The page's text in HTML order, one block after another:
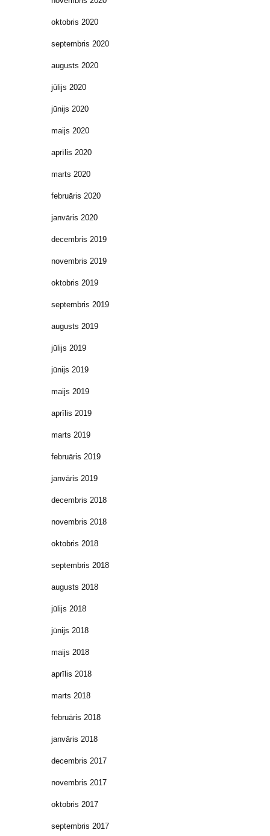
oktobris 2020
septembris 2020
augusts 2020
jūlijs 2020
jūnijs 2020
maijs 2020
aprīlis 2020
marts 2020
februāris 2020
janvāris 2020
decembris 2019
novembris 2019
oktobris 2019
septembris 2019
augusts 2019
jūlijs 2019
jūnijs 2019
maijs 2019
aprīlis 2019
marts 2019
februāris 2019
janvāris 2019
decembris 2018
novembris 2018
oktobris 2018
septembris 2018
augusts 2018
jūlijs 2018
jūnijs 2018
maijs 2018
aprīlis 2018
marts 2018
februāris 2018
janvāris 2018
decembris 2017
novembris 2017
oktobris 2017
septembris 2017